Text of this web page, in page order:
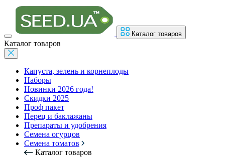
Каталог товаров
Каталог товаров
Капуста, зелень и корнеплоды
Наборы
Новинки 2026 года!
Скидки 2025
Проф пакет
Перец и баклажаны
Препараты и удобрения
Семена огурцов
Семена томатов
Каталог товаров